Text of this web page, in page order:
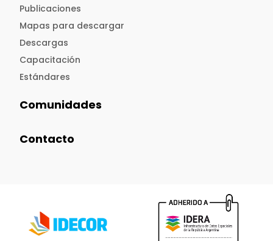
Publicaciones
Mapas para descargar
Descargas
Capacitación
Estándares
Comunidades
Contacto